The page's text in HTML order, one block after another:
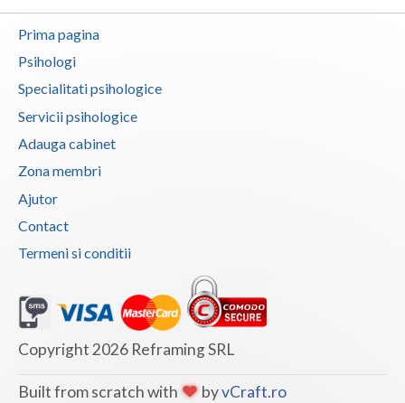
Prima pagina
Psihologi
Specialitati psihologice
Servicii psihologice
Adauga cabinet
Zona membri
Ajutor
Contact
Termeni si conditii
Copyright 2026 Reframing SRL
Built from scratch with byvCraft.ro